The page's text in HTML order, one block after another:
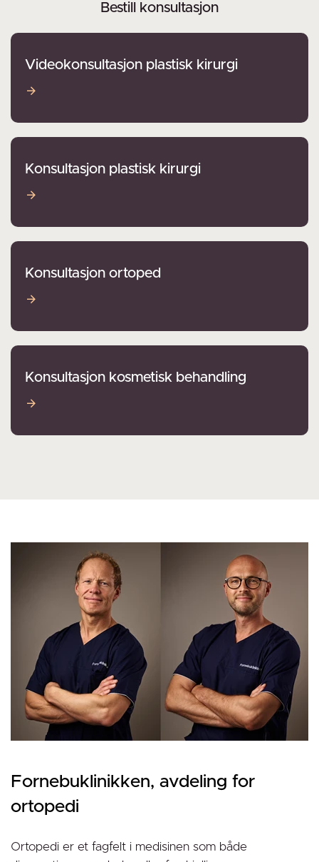
Bestill konsultasjon
Videokonsultasjon plastisk kirurgi
Videokonsultasjon plastisk kirurgi
Konsultasjon plastisk kirurgi
Konsultasjon plastisk kirurgi
Konsultasjon ortoped
Konsultasjon ortoped
Konsultasjon kosmetisk behandling
Konsultasjon kosmetisk behandling
Fornebuklinikken, avdeling for
ortopedi
Ortopedi er et fagfelt i medisinen som både